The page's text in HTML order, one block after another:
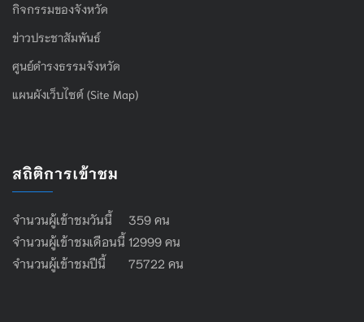
กิจกรรมของจังหวัด
ข่าวประชาสัมพันธ์
ศูนย์ดำรงธรรมจังหวัด
แผนผังเว็บไซต์ (Site Map)
สถิติการเข้าชม
จำนวนผู้เข้าชมวันนี้ 359 คน
จำนวนผู้เข้าชมเดือนนี้ 12999 คน
จำนวนผู้เข้าชมปีนี้ 75722 คน